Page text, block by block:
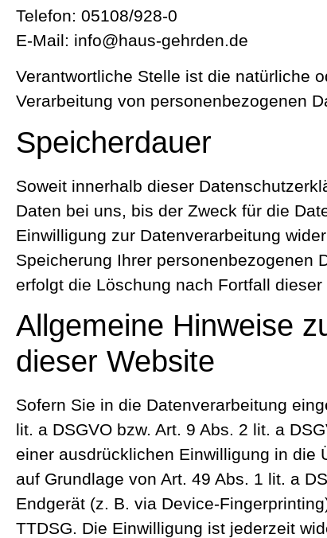
Telefon: 05108/928-0
E-Mail: info@haus-gehrden.de
Verantwortliche Stelle ist die natürliche
Verarbeitung von personenbezogenen
Speicherdauer
Soweit innerhalb dieser
Daten bei uns, bis der Zweck für die
Einwilligung zur Datenverarbeitung
Speicherung Ihrer personenbezogenen
erfolgt die Löschung nach Fortfall dieser
Allgemeine Hinweise
dieser Website
Sofern Sie in die Datenverarbeitung
lit. a DSGVO bzw. Art. 9 Abs. 2 lit. a
einer ausdrücklichen Einwilligung in die
auf Grundlage von Art. 49 Abs. 1 lit. a
Endgerät (z. B. via Device-
TTDSG. Die Einwilligung ist jederzeit